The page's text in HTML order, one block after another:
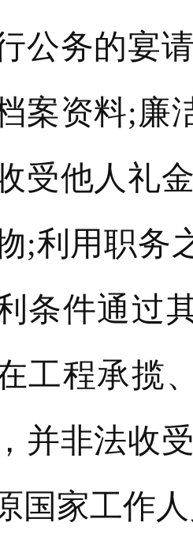
公务的宴
案资料;廉
受他人礼
;利用职务
条件通过
工程承揽
并非法收
国家工作